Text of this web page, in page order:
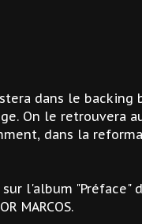
dans le backing
On le retrouvera
dans la
l'album "Préface"
MARCOS.